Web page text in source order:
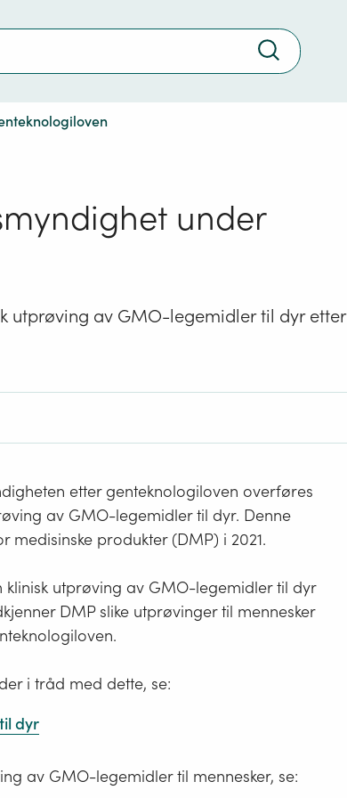
Trykk
søke
under
utprøving av GMO-legemidler til dyr etter
etter genteknologiloven overføres
av GMO-legemidler til dyr. Denne
produkter (DMP) i 2021.
utprøving av GMO-legemidler til dyr
DMP slike utprøvinger til mennesker
i tråd med dette, se:
dyr
av GMO-legemidler til mennesker, se: